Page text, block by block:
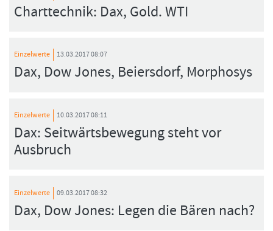
Charttechnik: Dax, Gold. WTI
Einzelwerte 13.03.2017 08:07
Dax, Dow Jones, Beiersdorf, Morphosys
Einzelwerte 10.03.2017 08:11
Dax: Seitwärtsbewegung steht vor
Ausbruch
Einzelwerte 09.03.2017 08:32
Dax, Dow Jones: Legen die Bären nach?